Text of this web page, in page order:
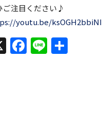
ご注目ください♪
youtu.be/ksOGH2bbiNI
X Facebook
Line